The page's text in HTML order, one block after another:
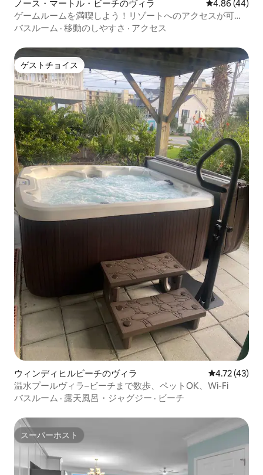
ノース・マートル・ビーチのヴィラ レビュー44
4.86 (44)
ゲームルームを満喫しよう！リゾートへのアクセスが可能
なビーチに近い宿泊先
バスルーム · 移動のしやすさ · アクセス
ゲストチョイス
ゲストチョイス
ウィンディヒルビーチのヴィラ レビュー43
4.72 (43)
温水プールヴィラ–ビーチまで数歩、ペットOK、Wi-Fi
バスルーム · 露天風呂・ジャグジー · ビーチ
スーパーホスト
スーパーホスト